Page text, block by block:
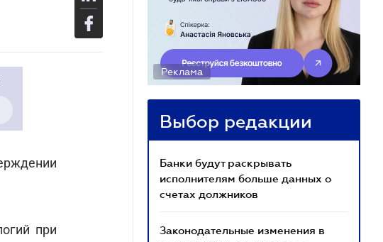
при
Реклама
Выбор редакции
Банки будут раскрывать
исполнителям больше данных о
счетах должников
Законодательные изменения в